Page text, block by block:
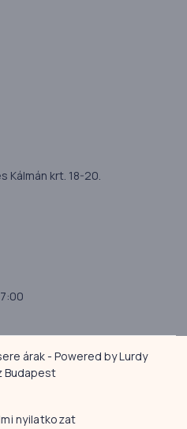
Kálmán krt. 18-20.
árak - Powered by Lurdy
Budapest
nyilatkozat